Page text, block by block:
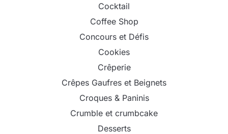
Cocktail
Coffee Shop
Concours et Défis
Cookies
Crêperie
Crêpes Gaufres et Beignets
Croques & Paninis
Crumble et crumbcake
Desserts